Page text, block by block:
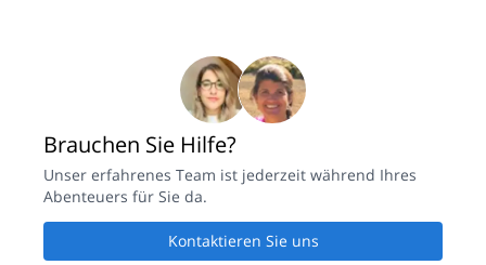
Brauchen Sie Hilfe?
Unser erfahrenes Team ist jederzeit während Ihres
Abenteuers für Sie da.
Kontaktieren Sie uns